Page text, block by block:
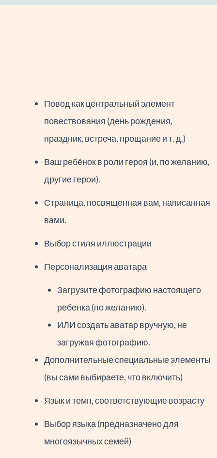
Повод как центральный элемент
повествования (день рождения,
праздник, встреча, прощание и т. д.)
Ваш ребёнок в роли героя (и, по желанию,
другие герои).
Страница, посвященная вам, написанная
вами.
Выбор стиля иллюстрации
Персонализация аватара
Загрузите фотографию настоящего
ребенка (по желанию).
ИЛИ создать аватар вручную, не
загружая фотографию.
Дополнительные специальные элементы
(вы сами выбираете, что включить)
Язык и темп, соответствующие возрасту
Выбор языка (предназначено для
многоязычных семей)